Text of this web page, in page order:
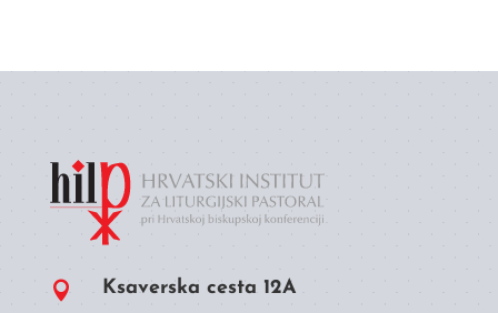
 Ksaverska cesta 12A